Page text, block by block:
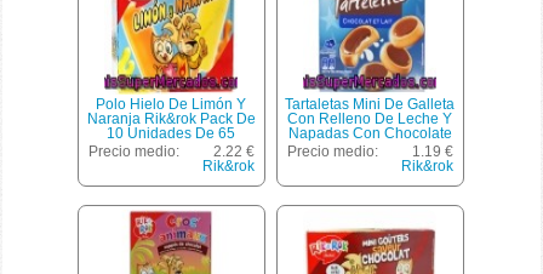
Polo Hielo De Limón Y
Naranja Rik&rok Pack De
10 Unidades De 65
Mililitros
Precio medio:
2.22 €
Rik&rok
Tartaletas Mini De Galleta
Con Relleno De Leche Y
Napadas Con Chocolate
Con Leche Auchan 225
Precio medio:
1.19 €
Rik&rok